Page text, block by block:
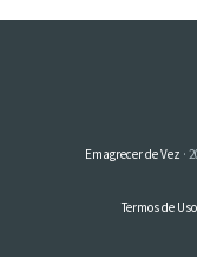
Emagrecer de Vez ·
Termos de Uso